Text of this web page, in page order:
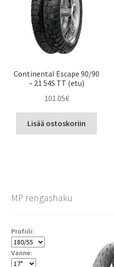
Continental Escape 90/90
– 21 54S TT (etu)
101.05€
Lisää ostoskoriin
MP rengashaku
Profiili:
Vanne: